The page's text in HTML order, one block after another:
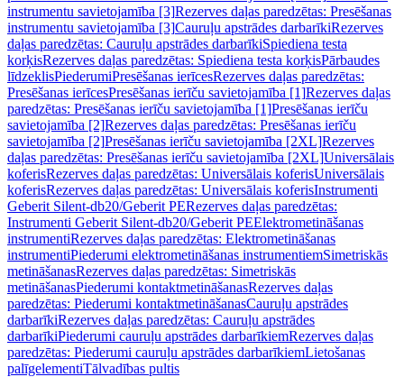
instrumentu savietojamība [3]Rezerves daļas paredzētas: Presēšanas
instrumentu savietojamība [3]Cauruļu apstrādes darbarīkiRezerves
daļas paredzētas: Cauruļu apstrādes darbarīkiSpiediena testa
korķisRezerves daļas paredzētas: Spiediena testa korķisPārbaudes
līdzeklisPiederumiPresēšanas ierīcesRezerves daļas paredzētas:
Presēšanas ierīcesPresēšanas ierīču savietojamība [1]Rezerves daļas
paredzētas: Presēšanas ierīču savietojamība [1]Presēšanas ierīču
savietojamība [2]Rezerves daļas paredzētas: Presēšanas ierīču
savietojamība [2]Presēšanas ierīču savietojamība [2XL]Rezerves
daļas paredzētas: Presēšanas ierīču savietojamība [2XL]Universālais
koferisRezerves daļas paredzētas: Universālais koferisUniversālais
koferisRezerves daļas paredzētas: Universālais koferisInstrumenti
Geberit Silent-db20/Geberit PERezerves daļas paredzētas:
Instrumenti Geberit Silent-db20/Geberit PEElektrometināšanas
instrumentiRezerves daļas paredzētas: Elektrometināšanas
instrumentiPiederumi elektrometināšanas instrumentiemSimetriskās
metināšanasRezerves daļas paredzētas: Simetriskās
metināšanasPiederumi kontaktmetināšanasRezerves daļas
paredzētas: Piederumi kontaktmetināšanasCauruļu apstrādes
darbarīkiRezerves daļas paredzētas: Cauruļu apstrādes
darbarīkiPiederumi cauruļu apstrādes darbarīkiemRezerves daļas
paredzētas: Piederumi cauruļu apstrādes darbarīkiemLietošanas
palīgelementiTālvadības pultis